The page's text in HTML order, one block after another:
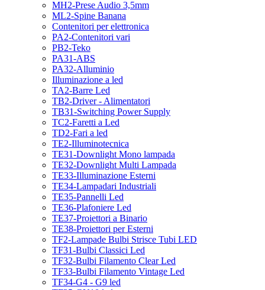
MH2-Prese Audio 3,5mm
ML2-Spine Banana
Contenitori per elettronica
PA2-Contenitori vari
PB2-Teko
PA31-ABS
PA32-Alluminio
Illuminazione a led
TA2-Barre Led
TB2-Driver - Alimentatori
TB31-Switching Power Supply
TC2-Faretti a Led
TD2-Fari a led
TE2-Illuminotecnica
TE31-Downlight Mono lampada
TE32-Downlight Multi Lampada
TE33-Illuminazione Esterni
TE34-Lampadari Industriali
TE35-Pannelli Led
TE36-Plafoniere Led
TE37-Proiettori a Binario
TE38-Proiettori per Esterni
TF2-Lampade Bulbi Strisce Tubi LED
TF31-Bulbi Classici Led
TF32-Bulbi Filamento Clear Led
TF33-Bulbi Filamento Vintage Led
TF34-G4 - G9 led